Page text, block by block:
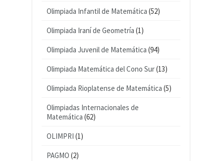
Olimpiada Infantil de Matemática (52)
Olimpiada Iraní de Geometría (1)
Olimpiada Juvenil de Matemática (94)
Olimpiada Matemática del Cono Sur(13)
Olimpiada Rioplatense de Matemática (5)
Olimpiadas Internacionales de
Matemática (62)
OLIMPRI (1)
PAGMO (2)